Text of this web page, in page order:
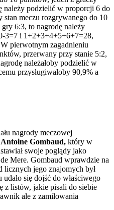
należy podzielić w proporcji 6 do
meczu rozgrywanego do 10
6:3, to nagrodę należy
3=7 i 1+2+3+4+5+6+7=28,
pierwotnym zagadnieniu
przerwany przy stanie 5:2,
należałoby podzielić w
przysługiwałoby 90,9% a
nagrody meczowej
Antoine Gombaud, który w
swoje poglądy jako
Mere. Gombaud wprawdzie na
licznych jego znajomych był
się dojść do właściwego
z listów, jakie pisali do siebie
ale z zamiłowania